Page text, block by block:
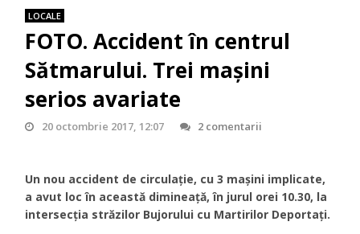
LOCALE
FOTO. Accident în centrul
Sătmarului. Trei mașini
serios avariate
20 octombrie 2017, 12:07 2 comentarii
Un nou accident de circulație, cu 3 mașini implicate,
a avut loc în această dimineață, în jurul orei 10.30, la
intersecția străzilor Bujorului cu Martirilor Deportați.